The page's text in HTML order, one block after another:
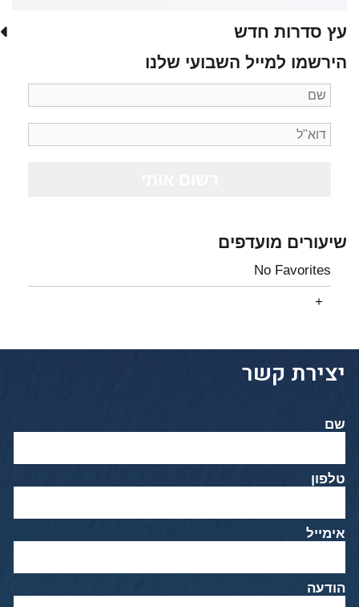
עץ סדרות חדש
הירשמו למייל השבועי שלנו
שיעורים מועדפים
No Favorites
יצירת קשר
שם
טלפון
אימייל
הודעה